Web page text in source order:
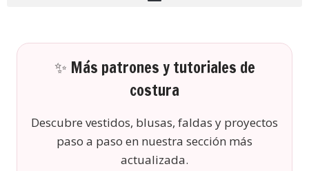
✨ Más patrones y tutoriales de
costura
Descubre vestidos, blusas, faldas y proyectos
paso a paso en nuestra sección más
actualizada.